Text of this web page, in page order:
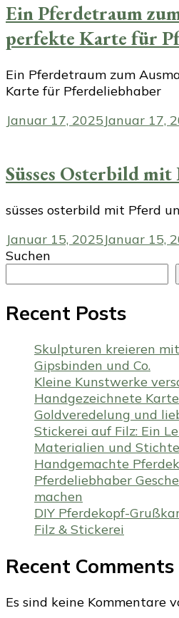
Ein Pferdetraum
perfekte Karte für
Ein Pferdetraum zum
Karte für Pferdeliebhaber
Januar 17, 2025Januar 17,
Süsses Osterbild mit
süsses osterbild mit Pferd
Januar 15, 2025Januar 15,
Suchen
Recent Posts
Skulpturen kreieren
Gipsbinden und Co.
Kleine Kunstwerke
Handgezeichnete
Goldveredelung und
Stickerei auf Filz: Ein
Materialien und
Handgemachte
Pferdeliebhaber
machen
DIY Pferdekopf-
Filz & Stickerei
Recent Comments
Es sind keine Kommentare